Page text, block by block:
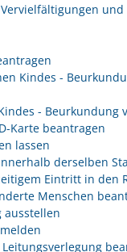
Kindes -
- Beurkundung
Karte beantragen
lassen
derselben
Eintritt in den
Menschen
ausstellen